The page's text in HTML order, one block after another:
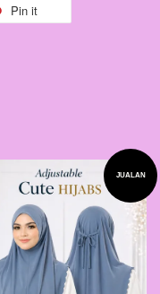
Pin it
JUALAN